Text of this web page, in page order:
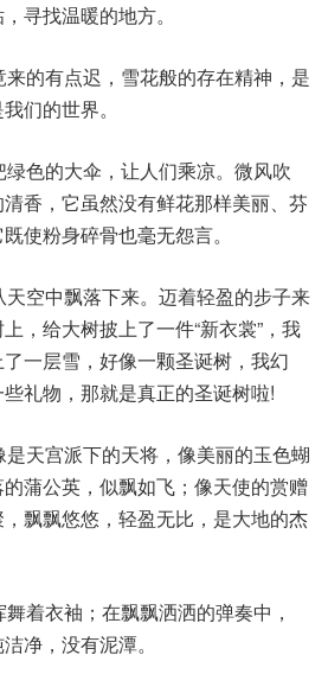
寻找温暖的地方。
的有点迟，雪花般的存在精神，是
们的世界。
色的大伞，让人们乘凉。微风吹
香，它虽然没有鲜花那样美丽、芬
使粉身碎骨也毫无怨言。
空中飘落下来。迈着轻盈的步子来
，给大树披上了一件“新衣裳”，我
一层雪，好像一颗圣诞树，我幻
礼物，那就是真正的圣诞树啦!
天宫派下的天将，像美丽的玉色蝴
蒲公英，似飘如飞；像天使的赏赠
飘飘悠悠，轻盈无比，是大地的杰
着衣袖；在飘飘洒洒的弹奏中，
净，没有泥潭。